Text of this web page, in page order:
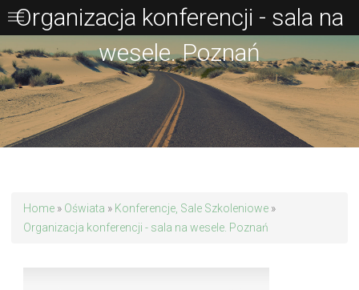
Home » Oświata » Konferencje, Sale Szkoleniowe »
Organizacja konferencji - sala na wesele. Poznań
Organizacja konferencji - sala na
wesele. Poznań